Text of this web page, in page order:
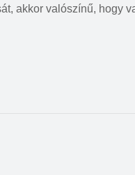
akkor valószínű, hogy